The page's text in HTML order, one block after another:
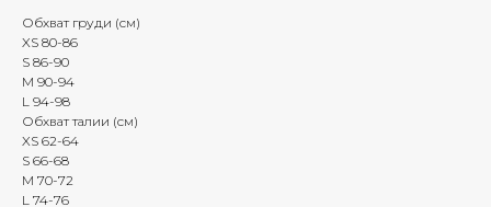
Обхват груди (см)
XS 80-86
S 86-90
M 90-94
L 94-98
Обхват талии (см)
XS 62-64
S 66-68
M 70-72
L 74-76